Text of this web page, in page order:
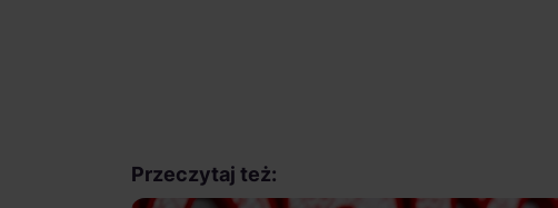
Przeczytaj też: